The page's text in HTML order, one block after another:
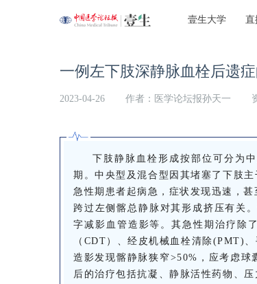
壹生大学 直
一例左下肢深静脉血栓后遗
2023-04-26 作者：医学论坛报孙天一
下肢静脉血栓形成按部位可分为
期。中央型及混合型因其堵塞了下肢
急性期患者起病急，症状发现迅速，
跨过左侧髂总静脉对其形成挤压有关
字减影血管造影等。其急性期治疗除
（CDT）、经皮机械血栓清除(PMT)
造影发现髂静脉狭窄>50%，应考虑
后的治疗包括抗凝、静脉活性药物、